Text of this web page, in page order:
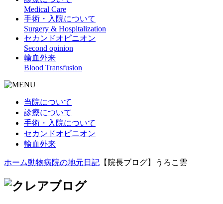
Medical Care
手術・入院について
Surgery & Hospitalization
セカンドオピニオン
Second opinion
輸血外来
Blood Transfusion
当院について
診療について
手術・入院について
セカンドオピニオン
輸血外来
ホーム動物病院の地元日記 【院長ブログ】うろこ雲